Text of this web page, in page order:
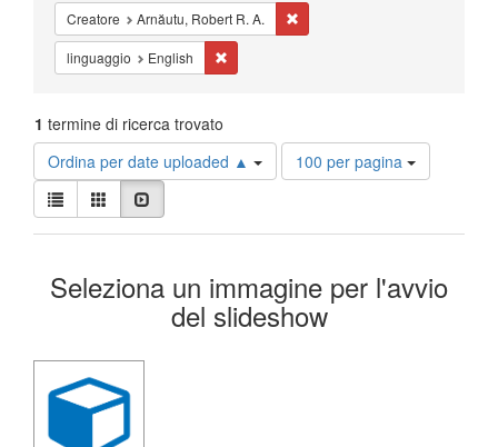
Creatore Arnăutu, Robert R. A.
linguaggio English
1 termine di ricerca trovato
Ordina per date uploaded ▲
Risultati
per
100 per pagina
Visualizza
i
risultati
Lista Galleria
Risultati
della
Seleziona un immagine per l'avvio
del slideshow